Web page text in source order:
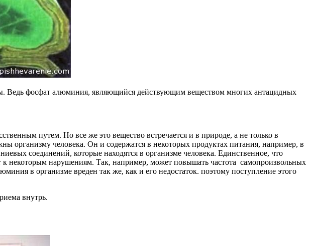
Ведь фосфат алюминия, являющийся действующим веществом многих антацидных
путем. Но все же это вещество встречается и в природе, а не только в
организму человека. Он и содержатся в некоторых продуктах питания, например, в
соединений, которые находятся в организме человека. Единственное, что
к некоторым нарушениям. Так, например, может повышать частота самопроизвольных
в организме вреден так же, как и его недостаток. поэтому поступление этого
внутрь.